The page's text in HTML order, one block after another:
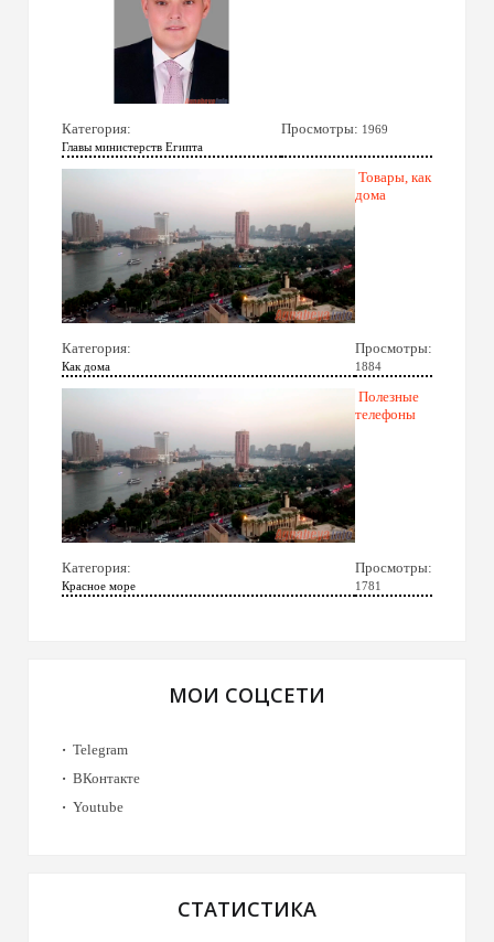
Категория:
Главы министерств Египта
Просмотры: 1969
Товары, как
дома
Категория:
Как дома
Просмотры:
1884
Полезные
телефоны
Категория:
Красное море
Просмотры:
1781
МОИ СОЦСЕТИ
Telegram
ВКонтакте
Youtube
СТАТИСТИКА